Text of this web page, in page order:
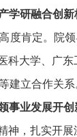
学研融合创新
度肯定。院
大学、广
建立合作关系
事业发展开创
，扎实开